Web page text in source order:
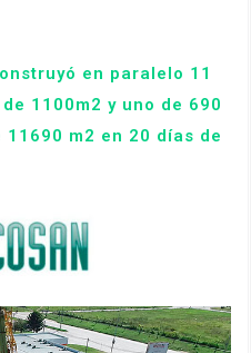
en paralelo 11
1100m2 y uno de 690
m2 en 20 días de